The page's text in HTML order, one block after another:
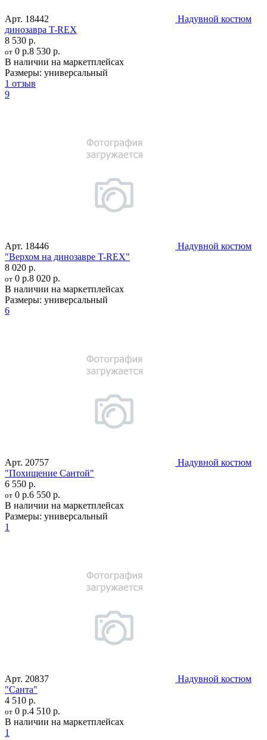
Арт. 18442
Надувной костюм
динозавра T-REX
8 530 р.
от 0 р.8 530 р.
В наличии на маркетплейсах
Размеры: универсальный
1 отзыв
9
Арт. 18446
Надувной костюм
"Верхом на динозавре T-REX"
8 020 р.
от 0 р.8 020 р.
В наличии на маркетплейсах
Размеры: универсальный
6
Арт. 20757
Надувной костюм
"Похищение Сантой"
6 550 р.
от 0 р.6 550 р.
В наличии на маркетплейсах
Размеры: универсальный
1
Арт. 20837
Надувной костюм
"Санта"
4 510 р.
от 0 р.4 510 р.
В наличии на маркетплейсах
1